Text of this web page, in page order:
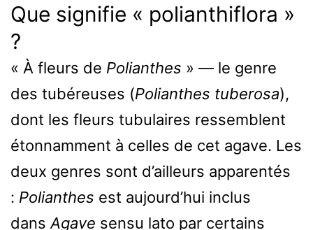
Que signifie « polianthiflora »
?
« À fleurs de Polianthes » — le genre
des tubéreuses (Polianthes tuberosa),
dont les fleurs tubulaires ressemblent
étonnamment à celles de cet agave. Les
deux genres sont d’ailleurs apparentés
: Polianthes est aujourd’hui inclus
dans Agave sensu lato par certains